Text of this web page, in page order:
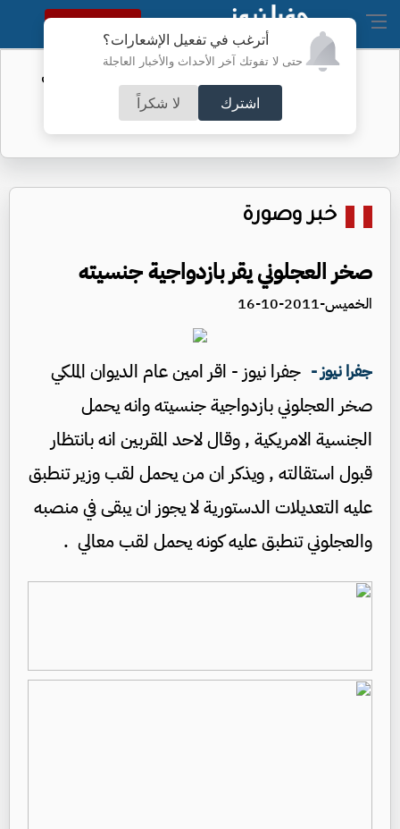
أترغب في تفعيل الإشعارات؟
حتى لا تفوتك آخر الأحداث والأخبار العاجلة
اشترك لا شكراً
النسخة الكاملة
الفيفا يحول مستحقات الأردن المالية من
كأس العرب
خبر وصورة
صخر العجلوني يقر بازدواجية جنسيته
الخميس-2011-10-16
جفرا نيوز - جفرا نيوز - اقر امين عام الديوان الملكي
صخر العجلوني بازدواجية جنسيته وانه يحمل
الجنسية الامريكية , وقال لاحد المقربين انه بانتظار
قبول استقالته , ويذكر ان من يحمل لقب وزير تنطبق
عليه التعديلات الدستورية لا يجوز ان يبقى في منصبه
والعجلوني تنطبق عليه كونه يحمل لقب معالي .